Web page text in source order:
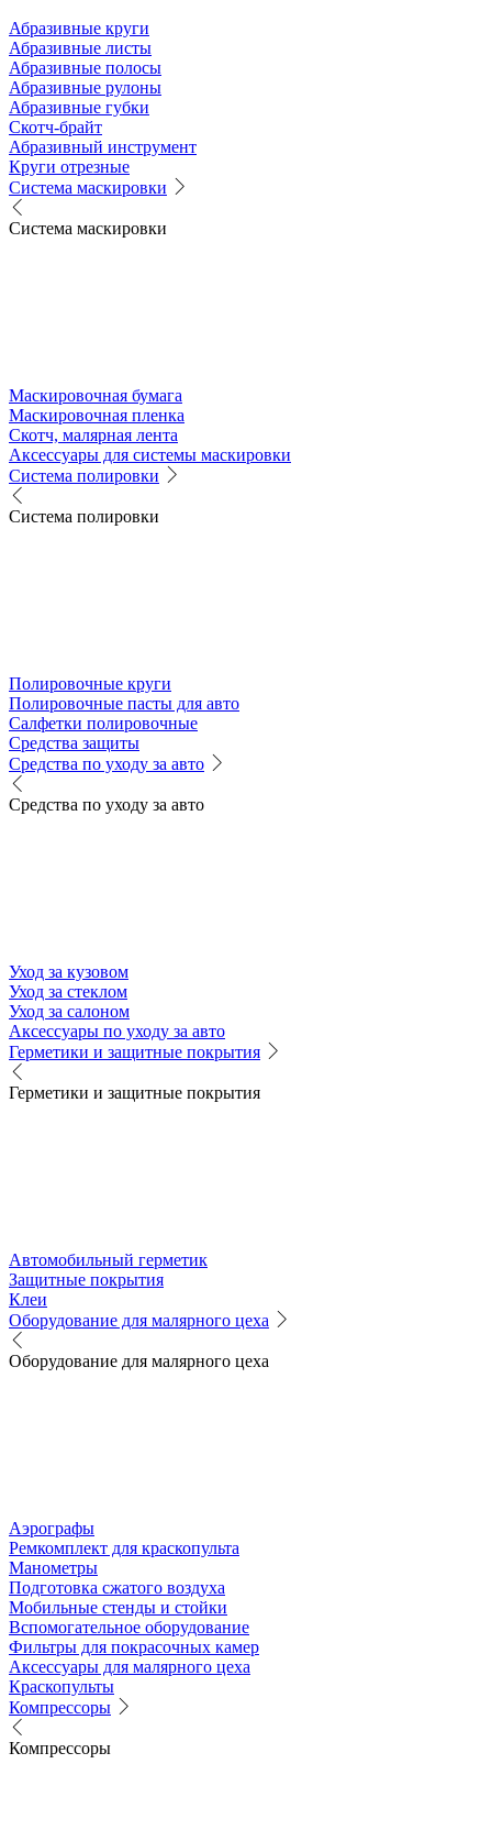
Абразивные круги
Абразивные листы
Абразивные полосы
Абразивные рулоны
Абразивные губки
Скотч-брайт
Абразивный инструмент
Круги отрезные
Система маскировки
Система маскировки
Маскировочная бумага
Маскировочная пленка
Скотч, малярная лента
Аксессуары для системы маскировки
Система полировки
Система полировки
Полировочные круги
Полировочные пасты для авто
Салфетки полировочные
Средства защиты
Средства по уходу за авто
Средства по уходу за авто
Уход за кузовом
Уход за стеклом
Уход за салоном
Аксессуары по уходу за авто
Герметики и защитные покрытия
Герметики и защитные покрытия
Автомобильный герметик
Защитные покрытия
Клеи
Оборудование для малярного цеха
Оборудование для малярного цеха
Аэрографы
Ремкомплект для краскопульта
Манометры
Подготовка сжатого воздуха
Мобильные стенды и стойки
Вспомогательное оборудование
Фильтры для покрасочных камер
Аксессуары для малярного цеха
Краскопульты
Компрессоры
Компрессоры